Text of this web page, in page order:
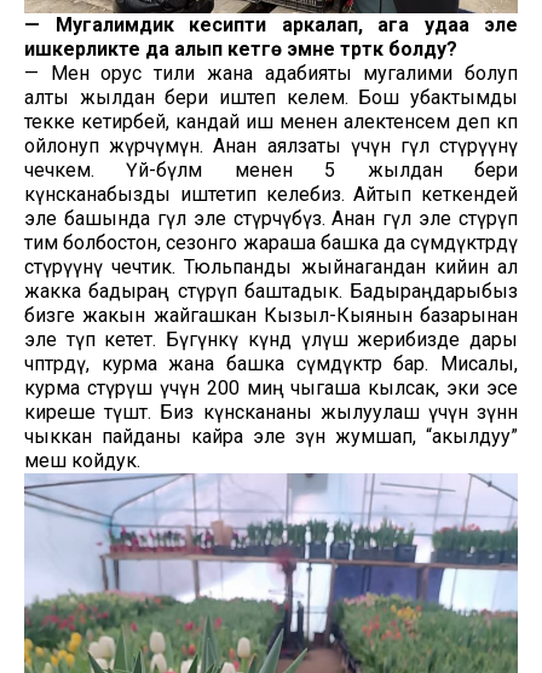
—
Мугалимдик кесипти аркалап, ага удаа эле
ишкерликте да алып кетүүгө эмне түрткү болду?
— Мен орус тили жана адабияты мугалими болуп
алты жылдан бери иштеп келем. Бош убактымды
текке кетирбей, кандай иш менен алектенсем деп көп
ойлонуп жүрчүмүн. Анан аялзаты үчүн гүл өстүрүүнү
чечкем. Үй-бүлөм менен 5 жылдан бери
күнөсканабызды иштетип келебиз. Айтып кеткендей
эле башында гүл эле өстүрчүбүз. Анан гүл эле өстүрүп
тим болбостон, сезонго жараша башка да өсүмдүктөрдү
өстүрүүнү чечтик. Тюльпанды жыйнагандан кийин ал
жакка бадыраң өстүрүп баштадык. Бадыраңдарыбыз
бизге жакын жайгашкан Кызыл-Кыянын базарынан
эле өтүп кетет. Бүгүнкү күндө үлүш жерибизде дары
чөптөрдү, курма жана башка өсүмдүктөр бар. Мисалы,
курма өстүрүш үчүн 200 миң чыгаша кылсак, эки эсе
киреше түшөт. Биз күнөскананы жылуулаш үчүн өзүнөн
чыккан пайданы кайра эле өзүнө жумшап, “акылдуу”
меш койдук.